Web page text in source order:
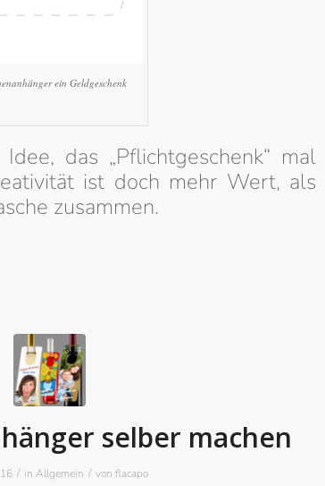
ein Geldgeschenk
das „Pflichtgeschenk“ mal
ist doch mehr Wert, als
zusammen.
selber machen
/ in Allgemein / von flacapo